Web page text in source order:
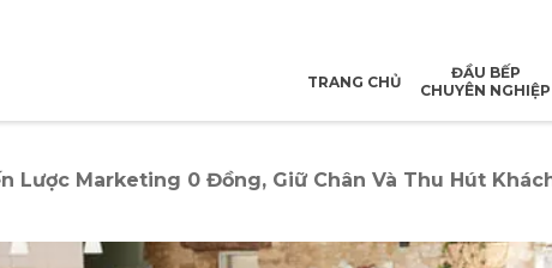
TRANG CHỦ
ĐẦU BẾP
CHUYÊN NGHIỆP
Lược Marketing 0 Đồng, Giữ Chân Và Thu Hút